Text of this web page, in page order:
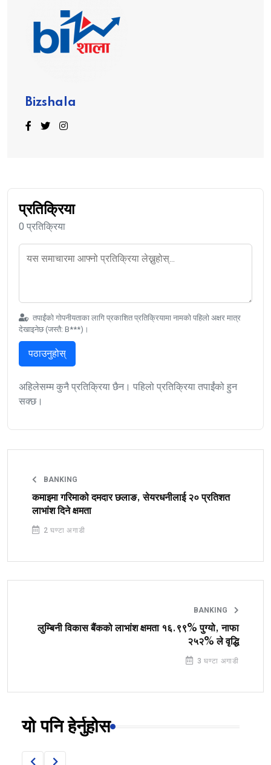
Bizshala
प्रतिक्रिया
0 प्रतिक्रिया
तपाईंको गोपनीयताका लागि प्रकाशित प्रतिक्रियामा नामको पहिलो अक्षर मात्र
देखाइनेछ (जस्तै: B***)।
पठाउनुहोस्
अहिलेसम्म कुनै प्रतिक्रिया छैन। पहिलो प्रतिक्रिया तपाईंको हुन
सक्छ।
BANKING
कमाइमा गरिमाको दमदार छलाङ, सेयरधनीलाई २० प्रतिशत
लाभांश दिने क्षमता
2 घण्टा अगाडी
BANKING
लुम्बिनी विकास बैंकको लाभांश क्षमता १६.९९% पुग्यो, नाफा
२५२% ले वृद्धि
3 घण्टा अगाडी
यो पनि हेर्नुहोस